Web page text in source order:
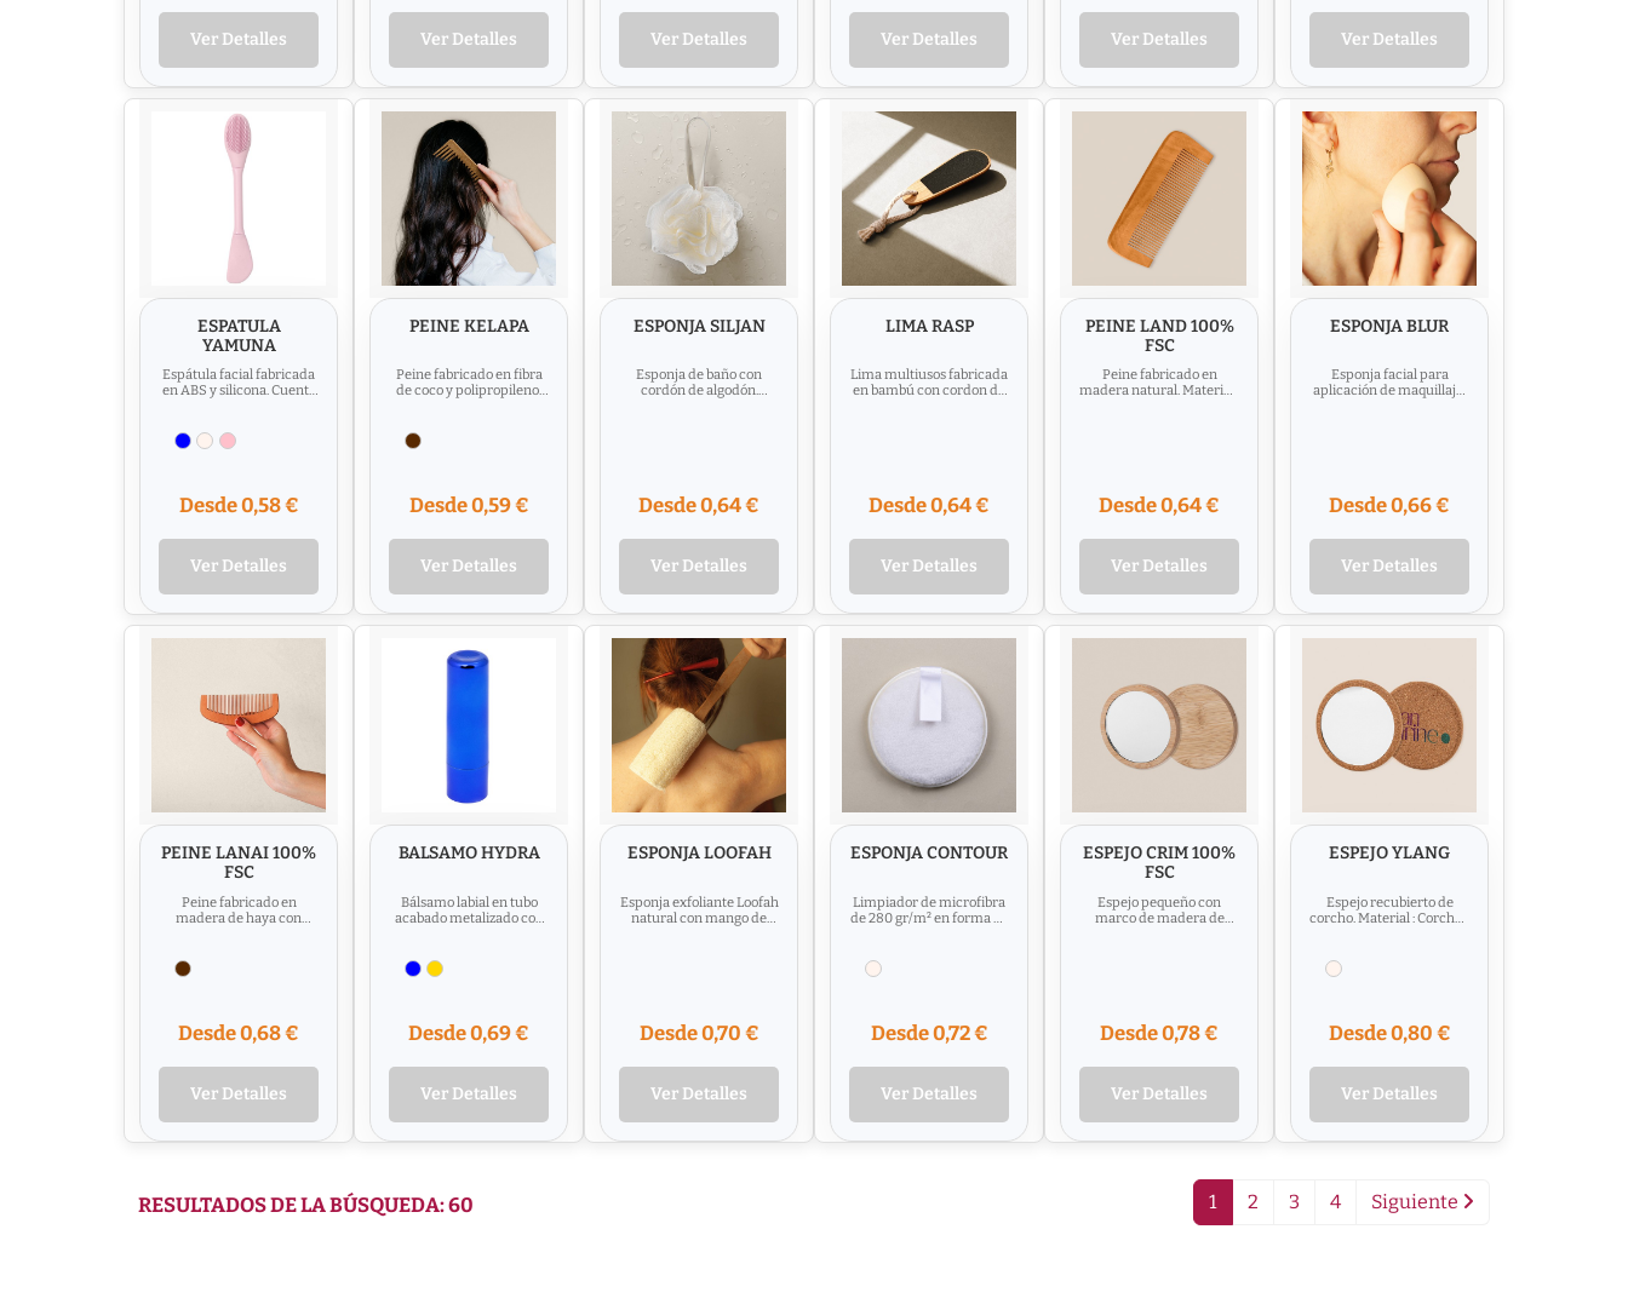
Ver Detalles Ver Detalles Ver Detalles Ver Detalles Ver Detalles Ver Detalles
ESPATULA
YAMUNA
Espátula facial fabricada
en ABS y silicona. Cuenta
Desde 0,58 €
Ver Detalles
PEINE KELAPA
Peine fabricado en fibra
de coco y polipropileno.
Desde 0,59 €
Ver Detalles
ESPONJA SILJAN
Esponja de baño con
cordón de algodón.
Desde 0,64 €
Ver Detalles
LIMA RASP
Lima multiusos fabricada
en bambú con cordon de
Desde 0,64 €
Ver Detalles
PEINE LAND 100%
FSC
Peine fabricado en
madera natural. Material :
Desde 0,64 €
Ver Detalles
ESPONJA BLUR
Esponja facial para
aplicación de maquillaje.
Desde 0,66 €
Ver Detalles
PEINE LANAI 100%
FSC
Peine fabricado en
madera de haya con
Desde 0,68 €
Ver Detalles
BALSAMO HYDRA
Bálsamo labial en tubo
acabado metalizado con
Desde 0,69 €
Ver Detalles
ESPONJA LOOFAH
Esponja exfoliante Loofah
natural con mango de
Desde 0,70 €
Ver Detalles
ESPONJA CONTOUR
Limpiador de microfibra
de 280 gr/m² en forma de
Desde 0,72 €
Ver Detalles
ESPEJO CRIM 100%
FSC
Espejo pequeño con
marco de madera de
Desde 0,78 €
Ver Detalles
ESPEJO YLANG
Espejo recubierto de
corcho. Material : Corcho /
Desde 0,80 €
Ver Detalles
1 2 3 4 Siguiente
RESULTADOS DE LA BÚSQUEDA: 60